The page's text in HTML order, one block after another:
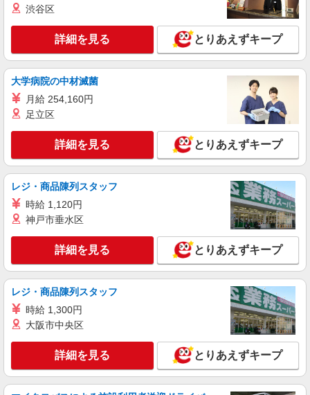
長野県長野市
キープ 詳細を見る
派遣社員
パーソルテンプスタッフ株式会社 上信コーディネートセンター（長
権堂駅チカ★ジムのお仕事♪
時給1450円〜1500円（経験・能力による）
長野県長野市／最寄駅：権堂駅、市役所前（長
野県）駅 ≪車通勤可≫
キープ 詳細を見る
パーソルテンプスタッフ株式会社 上信コーディネートセンター（長
野）/26-0593978
［長野市若里］人気の医療機関★書類チェック
≪車通勤可≫ ■ご自身で駐車場をご用意いただけ
れば車通勤もOK
キープ 詳細を見る
渋谷区
詳細を見る とりあえずキープ
大学病院の中材滅菌
月給 254,160円
足立区
詳細を見る とりあえずキープ
レジ・商品陳列スタッフ
時給 1,120円
神戸市垂水区
詳細を見る とりあえずキープ
レジ・商品陳列スタッフ
時給 1,300円
大阪市中央区
詳細を見る とりあえずキープ